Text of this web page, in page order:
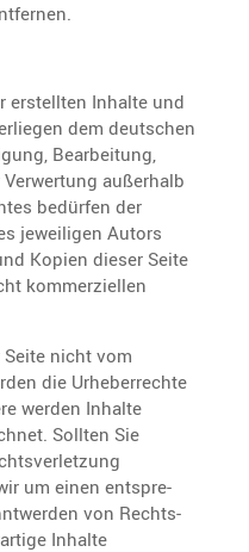
erstellten Inhalte und
dem deutschen
Bearbei­tung,
außer­halb
bedürfen der
jewei­ligen Autors
Kopien dieser Seite
kommer­zi­ellen
nicht vom
die Urheber­rechte
werden Inhalte
Sollten Sie
um einen entspre­
von Rechts­
Inhalte